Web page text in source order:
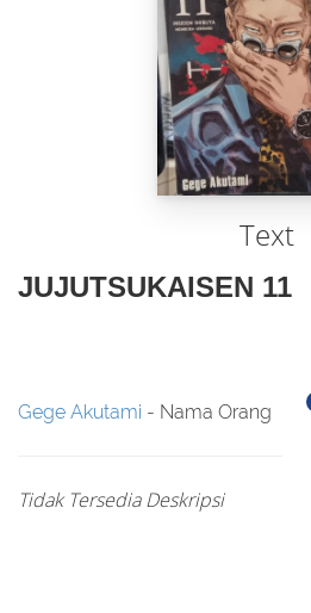
Text
JUJUTSUKAISEN 11
Gege Akutami - Nama Orang
Tidak Tersedia Deskripsi